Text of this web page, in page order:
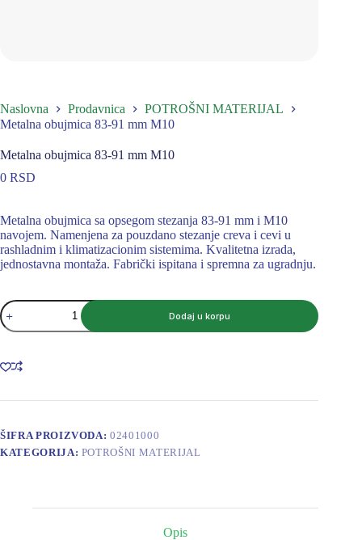
Naslovna Prodavnica
POTROŠNI MATERIJAL
Metalna obujmica 83-91 mm M10
Metalna obujmica 83-91 mm M10
0 RSD
Metalna obujmica sa opsegom stezanja 83-91 mm i M10
navojem. Namenjena za pouzdano stezanje creva i cevi u
rashladnim i klimatizacionim sistemima. Kvalitetna izrada,
jednostavna montaža. Fabrički ispitana i spremna za ugradnju.
Metalna
obujmica
83-
mm
M10
Dodaj u korpu
ŠIFRA PROIZVODA:02401000
KATEGORIJA: POTROŠNI MATERIJAL
Opis